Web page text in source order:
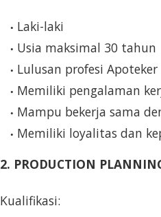
Laki-laki
Usia maksimal 30 tahun
Lulusan profesi Apoteker
Memiliki pengalaman
Mampu bekerja sama
Memiliki loyalitas dan
2. PRODUCTION
Kualifikasi: